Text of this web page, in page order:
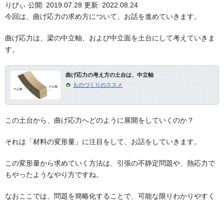
りびぃ 公開: 2019.07.28 更新: 2022.08.24
今回は、曲げ応力の求め方について、お話を進めていきます。
曲げ応力は、梁の中立軸、および中立面を土台にして考えていきま
す。
曲げ応力の考え方の土台は、中立軸
ものづくりのススメ
この土台から、曲げ応力へどのように展開をしていくのか？
それは「材料の変形量」に注目をして、お話をしていきます。
この変形量から求めていく方法は、引張の不静定問題や、熱応力で
もやったようなやり方ですね。
なおここでは、問題を簡略化することで、可能な限りわかりやすく